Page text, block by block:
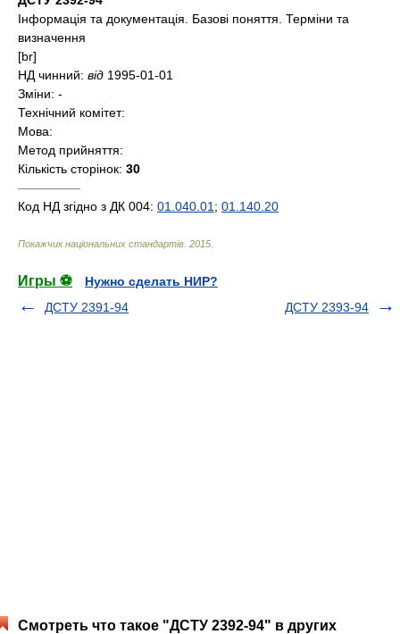
Інформація та документація. Базові поняття. Терміни та
визначення
[br]
НД чинний: від 1995-01-01
Зміни: -
Технічний комітет:
Мова:
Метод прийняття:
Кількість сторінок: 30
—————
Код НД згідно з ДК 004: 01.040.01 ; 01.140.20
Покажчик національних стандартів 2015
Игры ⚽
Нужно сделать НИР?
ДСТУ 2391-94
ДСТУ 2393-94
Смотреть что такое "ДСТУ 2392-94" в других